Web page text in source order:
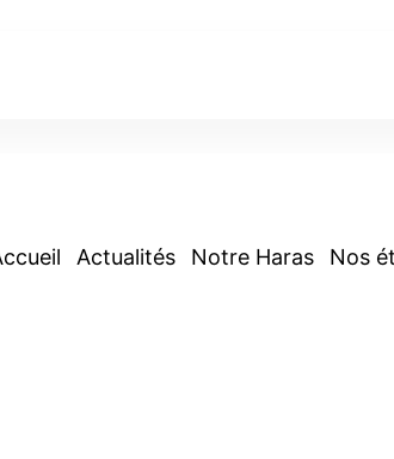
Actualités Notre Haras Nos